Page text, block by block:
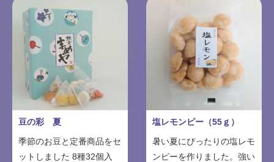
豆の彩 夏
季節のお豆と定番商品をセ
ットしました 8種32個入
塩レモンピー（55ｇ）
暑い夏にぴったりの塩レモ
ンピーを作りました。強い